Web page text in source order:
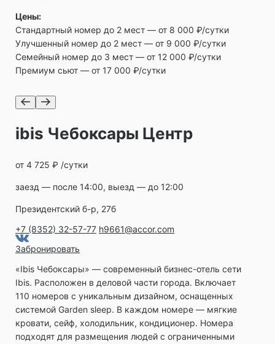
Цены:
Стандартный номер до 2 мест — от 8 000 ₽/сутки
Улучшенный номер до 2 мест — от 9 000 ₽/сутки
Семейный номер до 3 мест — от 12 000 ₽/сутки
Премиум сьют — от 17 000 ₽/сутки
ibis Чебоксары Центр
от 4 725 ₽ /сутки
заезд — после 14:00, выезд — до 12:00
Президентский б-р, 27б
+7 (8352) 32-57-77 h9661@accor.com
Забронировать
«Ibis Чебоксары» ― современный бизнес-отель сети
Ibis. Расположен в деловой части города. Включает
110 номеров с уникальным дизайном, оснащенных
системой Garden sleep. В каждом номере — мягкие
кровати, сейф, холодильник, кондиционер. Номера
подходят для размещения людей с ограниченными